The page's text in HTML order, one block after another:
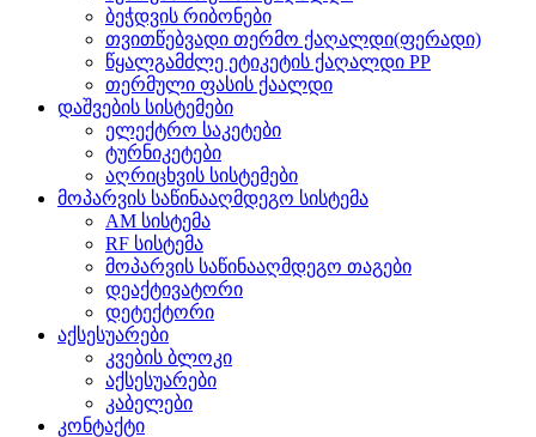
ბეჭდვის რიბონები
თვითწებვადი თერმო ქაღალდი(ფერადი)
წყალგამძლე ეტიკეტის ქაღალდი PP
თერმული ფასის ქაალდი
დაშვების სისტემები
ელექტრო საკეტები
ტურნიკეტები
აღრიცხვის სისტემები
მოპარვის საწინააღმდეგო სისტემა
AM სისტემა
RF სისტემა
მოპარვის საწინააღმდეგო თაგები
დეაქტივატორი
დეტექტორი
აქსესუარები
კვების ბლოკი
აქსესუარები
კაბელები
კონტაქტი